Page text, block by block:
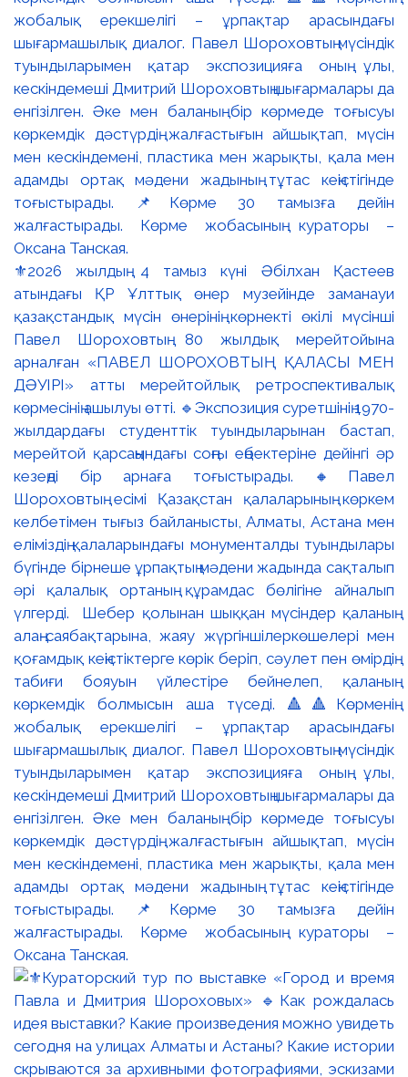
⚜️2026 жылдың 4 тамыз күні Әбілхан Қастеев
атындағы ҚР Ұлттық өнер музейінде заманауи
қазақстандық мүсін өнерінің көрнекті өкілі мүсінші
Павел Шороховтың 80 жылдық мерейтойына
арналған «ПАВЕЛ ШОРОХОВТЫҢ ҚАЛАСЫ МЕН
ДӘУІРІ» атты мерейтойлық ретроспективалық
көрмесінің ашылуы өтті. 🔹Экспозиция суретшінің 1970-
жылдардағы студенттік туындыларынан бастап,
мерейтой қарсаңындағы соңғы еңбектеріне дейінгі әр
кезеңді бір арнаға тоғыстырады. 🔸Павел
Шороховтың есімі Қазақстан қалаларының көркем
келбетімен тығыз байланысты, Алматы, Астана мен
еліміздің қалаларындағы монументалды туындылары
бүгінде бірнеше ұрпақтың мәдени жадында сақталып
әрі қалалық ортаның құрамдас бөлігіне айналып
үлгерді. Шебер қолынан шыққан мүсіндер қаланың
алаң-саябақтарына, жаяу жүргіншілеркөшелері мен
қоғамдық кеңістіктерге көрік беріп, сәулет пен өмірдің
табиғи бояуын үйлестіре бейнелеп, қаланың
көркемдік болмысын аша түседі. 🔺🔺Көрменің
жобалық ерекшелігі – ұрпақтар арасындағы
шығармашылық диалог. Павел Шороховтың мүсіндік
туындыларымен қатар экспозицияға оның ұлы,
кескіндемеші Дмитрий Шороховтың шығармалары да
енгізілген. Әке мен баланың бір көрмеде тоғысуы
көркемдік дәстүрдің жалғастығын айшықтап, мүсін
мен кескіндемені, пластика мен жарықты, қала мен
адамды ортақ мәдени жадының тұтас кеңістігінде
тоғыстырады. 📌Көрме 30 тамызға дейін
жалғастырады. Көрме жобасының кураторы –
Оксана Танская.